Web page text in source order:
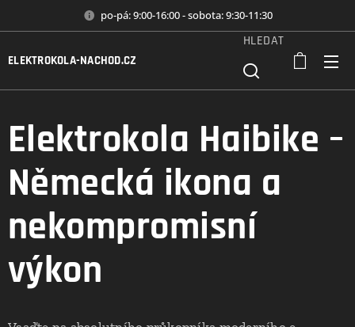
po-pá: 9:00-16:00 - sobota: 9:30-11:30
ELEKTROKOLA-NACHOD.CZ
HLEDAT
Elektrokola Haibike –
Německá ikona a
nekompromisní
výkon